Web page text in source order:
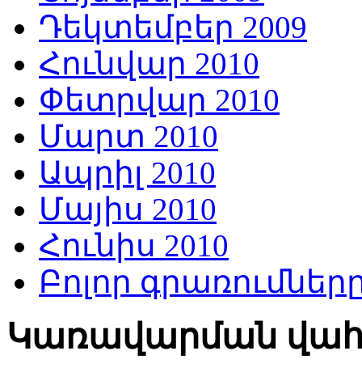
Դեկտեմբեր 2009
Հունվար 2010
Փետրվար 2010
Մարտ 2010
Ապրիլ 2010
Մայիս 2010
Հունիս 2010
Բոլոր
Կառավարման